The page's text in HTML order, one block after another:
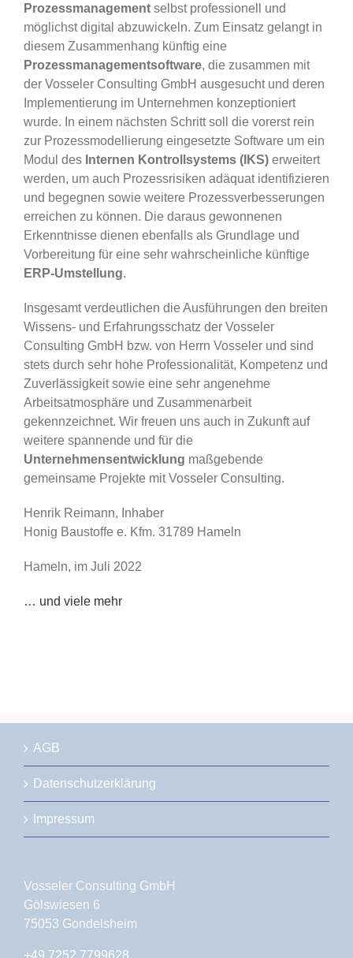
Prozessmanagementselbst professionell und
möglichst digital abzuwickeln. Zum Einsatz gelangt in
diesem Zusammenhang künftig eine
Prozessmanagementsoftware, die zusammen mit
der Vosseler Consulting GmbH ausgesucht und deren
Implementierung im Unternehmen konzeptioniert
wurde. In einem nächsten Schritt soll die vorerst rein
zur Prozessmodellierung eingesetzte Software um ein
Modul des Internen Kontrollsystems (IKS)erweitert
werden, um auch Prozessrisiken adäquat identifizieren
und begegnen sowie weitere Prozessverbesserungen
erreichen zu können. Die daraus gewonnenen
Erkenntnisse dienen ebenfalls als Grundlage und
Vorbereitung für eine sehr wahrscheinliche künftige
ERP-Umstellung.
Insgesamt verdeutlichen die Ausführungen den breiten
Wissens- und Erfahrungsschatz der Vosseler
Consulting GmbH bzw. von Herrn Vosseler und sind
stets durch sehr hohe Professionalität, Kompetenz und
Zuverlässigkeit sowie eine sehr angenehme
Arbeitsatmosphäre und Zusammenarbeit
gekennzeichnet. Wir freuen uns auch in Zukunft auf
weitere spannende und für die
Unternehmensentwicklung maßgebende
gemeinsame Projekte mit Vosseler Consulting.
Henrik Reimann, Inhaber
Honig Baustoffe e. Kfm. 31789 Hameln
Hameln, im Juli 2022
… und viele mehr
AGB
Datenschutzerklärung
Impressum
Vosseler Consulting GmbH
Gölswiesen 6
75053 Gondelsheim